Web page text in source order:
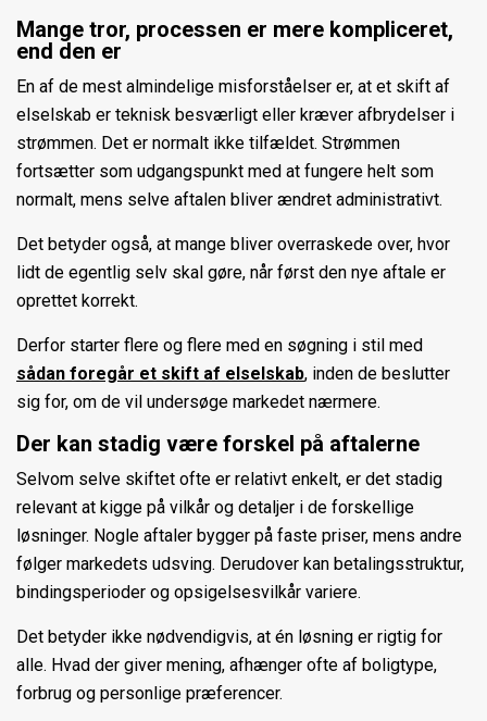
Mange tror, processen er mere kompliceret,
end den er
En af de mest almindelige misforståelser er, at et skift af
elselskab er teknisk besværligt eller kræver afbrydelser i
strømmen. Det er normalt ikke tilfældet. Strømmen
fortsætter som udgangspunkt med at fungere helt som
normalt, mens selve aftalen bliver ændret administrativt.
Det betyder også, at mange bliver overraskede over, hvor
lidt de egentlig selv skal gøre, når først den nye aftale er
oprettet korrekt.
Derfor starter flere og flere med en søgning i stil med
sådan foregår et skift af elselskab, inden de beslutter
sig for, om de vil undersøge markedet nærmere.
Der kan stadig være forskel på aftalerne
Selvom selve skiftet ofte er relativt enkelt, er det stadig
relevant at kigge på vilkår og detaljer i de forskellige
løsninger. Nogle aftaler bygger på faste priser, mens andre
følger markedets udsving. Derudover kan betalingsstruktur,
bindingsperioder og opsigelsesvilkår variere.
Det betyder ikke nødvendigvis, at én løsning er rigtig for
alle. Hvad der giver mening, afhænger ofte af boligtype,
forbrug og personlige præferencer.